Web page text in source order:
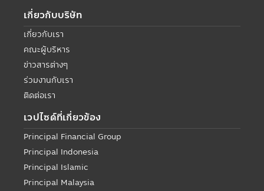
เกี่ยวกับบริษัท
เกี่ยวกับเรา
คณะผู้บริหาร
ข่าวสารต่างๆ
ร่วมงานกับเรา
ติดต่อเรา
เวปไซด์ที่เกี่ยวข้อง
Principal Financial Group
Principal Indonesia
Principal Islamic
Principal Malaysia